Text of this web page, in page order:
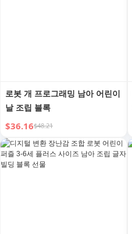
로봇 개 프로그래밍 남아 어린이
날 조립 블록
$36.16$48.21